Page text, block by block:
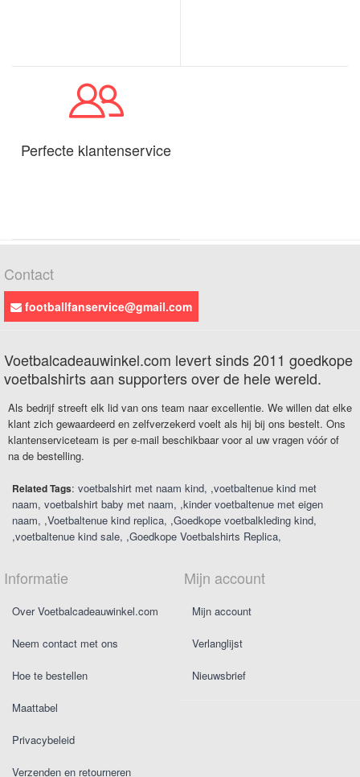
Perfecte klantenservice
Contact
footballfanservice@gmail.com
Voetbalcadeauwinkel.com levert sinds 2011 goedkope
voetbalshirts aan supporters over de hele wereld.
Als bedrijf streeft elk lid van ons team naar excellentie. We willen dat elke
klant zich gewaardeerd en zelfverzekerd voelt als hij bij ons bestelt. Ons
klantenserviceteam is per e-mail beschikbaar voor al uw vragen vóór of
na de bestelling.
Related Tags: voetbalshirt met naam kind ,voetbaltenue kind met
naam voetbalshirt baby met naam ,kinder voetbaltenue met eigen
naam ,Voetbaltenue kind replica ,Goedkope voetbalkleding kind
,voetbaltenue kind sale ,Goedkope Voetbalshirts Replica
Informatie
Over Voetbalcadeauwinkel.com
Neem contact met ons
Hoe te bestellen
Maattabel
Privacybeleid
Verzenden en retourneren
Mijn account
Mijn account
Verlanglijst
Nieuwsbrief